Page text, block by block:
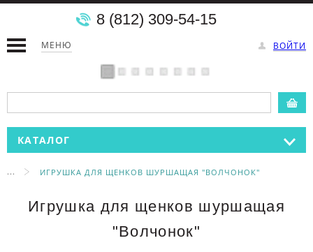
МЕНЮ ВОЙТИ
8 (812) 309-54-15
КАТАЛОГ
... ИГРУШКА ДЛЯ ЩЕНКОВ ШУРШАЩАЯ "ВОЛЧОНОК"
Игрушка для щенков шуршащая
"Волчонок"